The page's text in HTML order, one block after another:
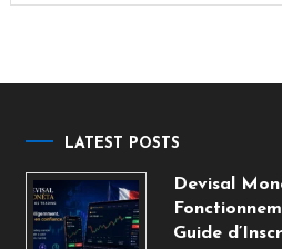
LATEST POSTS
Devisal
Guide